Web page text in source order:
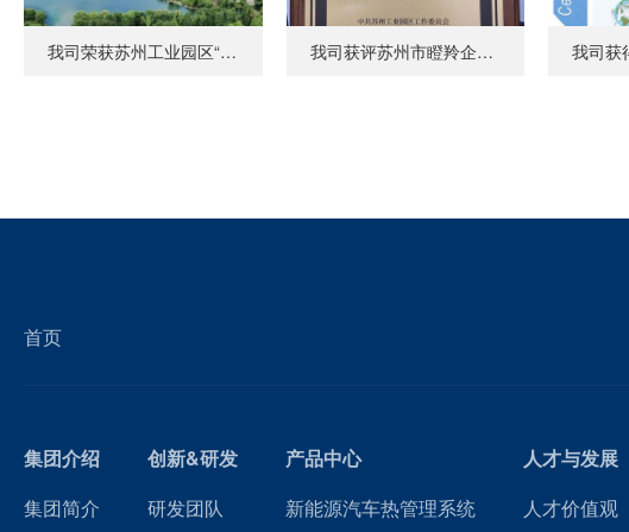
我司荣获苏州工业园区“尖峰企业”荣誉称号 我司获评苏州市瞪羚企业荣誉称号
首页
集团介绍
集团简介
创新&研发
研发团队
产品中心
新能源汽车热管理系统
人才与发展
人才价值观